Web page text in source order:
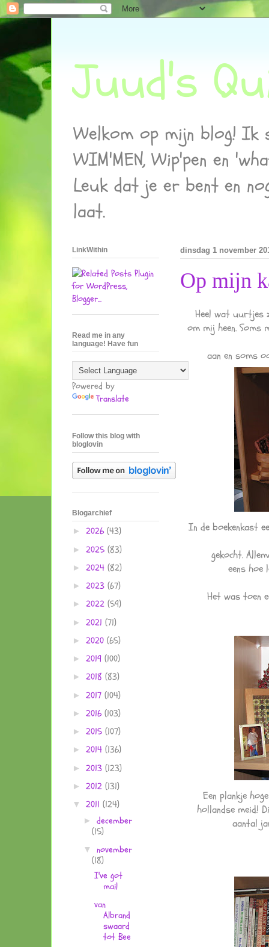
Juud's
Welkom op mijn blog! Ik
WIM'MEN, Wip'pen en
Leuk dat je er bent en
laat.
dinsdag 1 november
Op mijn
Heel wat uurtjes
om mij heen. Soms
aan en soms
In de boekenkast
gekocht.
eens
Het was toen
Een plankje
hollandse meid!
aantal
LinkWithin
Read me in any
language! Have fun
Powered by
Translate
Follow this blog with
bloglovin
Blogarchief
► 2026 (43)
► 2025 (83)
► 2024 (82)
► 2023 (67)
► 2022 (59)
► 2021 (71)
► 2020 (65)
► 2019 (100)
► 2018 (83)
► 2017 (104)
► 2016 (103)
► 2015 (107)
► 2014 (136)
► 2013 (123)
► 2012 (131)
▼ 2011 (124)
► december
(15)
▼ november
(18)
I've got
mail
van
Albrand
swaard
tot Bee